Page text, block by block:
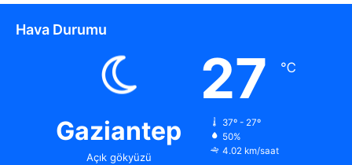
Hava Durumu
Gaziantep
Açık gökyüzü
27 ℃
37º - 27º
50%
4.02 km/saat